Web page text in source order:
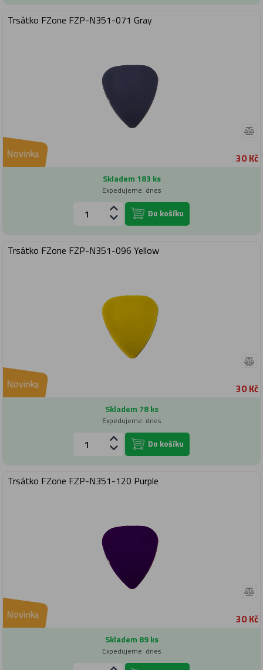
Trsátko FZone FZP-N351-071 Gray
Novinka 30 Kč
Skladem 183 ks
Expedujeme: dnes
Do košíku
Trsátko FZone FZP-N351-096 Yellow
Novinka 30 Kč
Skladem 78 ks
Expedujeme: dnes
Do košíku
Trsátko FZone FZP-N351-120 Purple
Novinka 30 Kč
Skladem 89 ks
Expedujeme: dnes